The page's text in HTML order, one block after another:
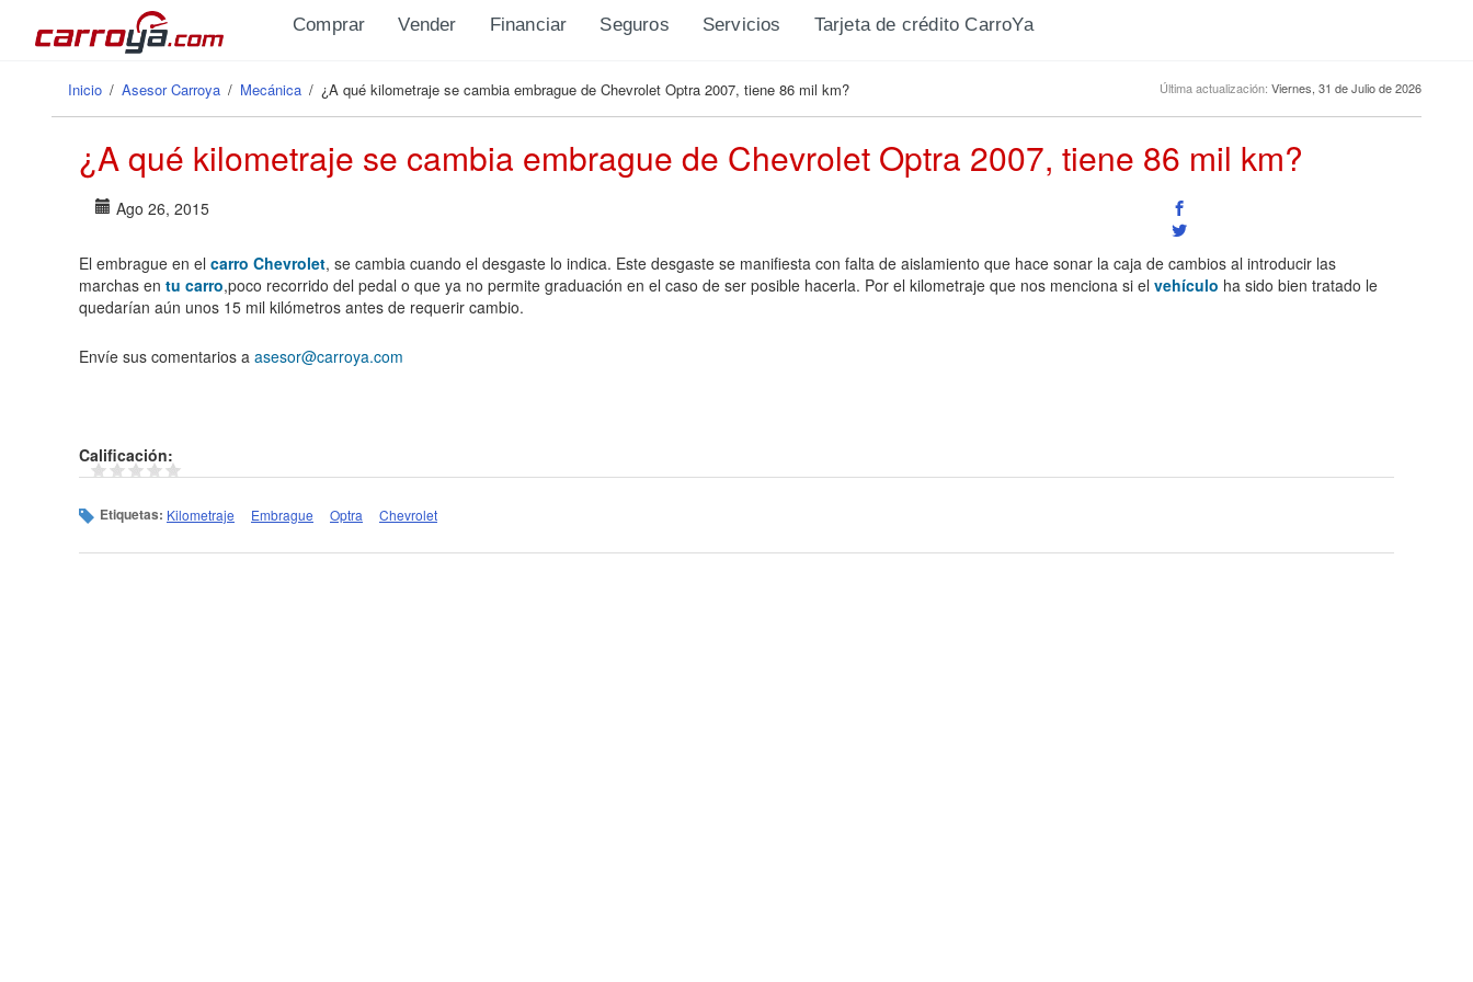
Pasar al contenido principal
Comprar Vender Financiar Seguros Servicios Tarjeta de crédito CarroYa
Se encuentra usted aquí
Inicio / Asesor Carroya / Mecánica / ¿A qué kilometraje se cambia embrague de Chevrolet Optra 2007, tiene 86 mil km? Última actualización: Viernes, 31 de Julio de 2026
¿A qué kilometraje se cambia embrague de Chevrolet Optra 2007, tiene 86 mil km?
Ago 26, 2015
El embrague en el carro Chevrolet, se cambia cuando el desgaste lo indica. Este desgaste se manifiesta con falta de aislamiento que hace sonar la caja de cambios al introducir las
marchas en tu carro,poco recorrido del pedal o que ya no permite graduación en el caso de ser posible hacerla. Por el kilometraje que nos menciona si el vehículo ha sido bien tratado le
quedarían aún unos 15 mil kilómetros antes de requerir cambio.
Envíe sus comentarios a asesor@carroya.com
Calificación:
Etiquetas: Kilometraje Embrague Optra Chevrolet